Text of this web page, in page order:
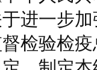
进一步
检验检